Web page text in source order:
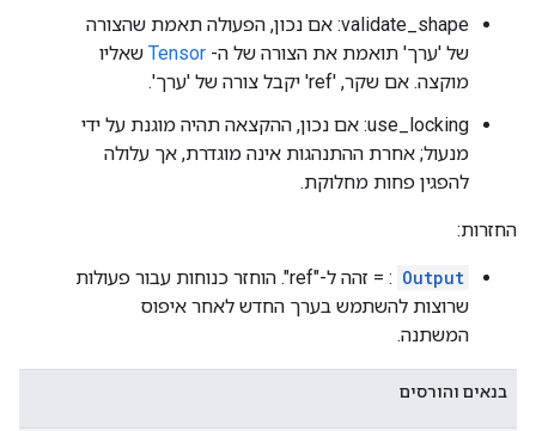
validate_shape: אם נכון, הפעולה תאמת שהצורה
של 'ערך' תואמת את הצורה של ה- Tensor שאליו
מוקצה. אם שקר, 'ref' יקבל צורה של 'ערך'.
use_locking: אם נכון, ההקצאה תהיה מוגנת על ידי
מנעול; אחרת ההתנהגות אינה מוגדרת, אך עלולה
להפגין פחות מחלוקת.
החזרות:
Output
: = זהה ל-"ref". הוחזר כנוחות עבור פעולות
שרוצות להשתמש בערך החדש לאחר איפוס
המשתנה.
בנאים והורסים